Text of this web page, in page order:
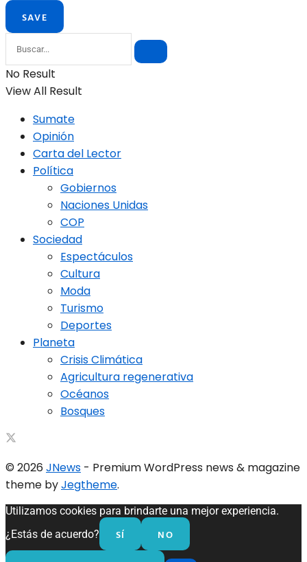
No Result
View All Result
Sumate
Opinión
Carta del Lector
Política
Gobiernos
Naciones Unidas
COP
Sociedad
Espectáculos
Cultura
Moda
Turismo
Deportes
Planeta
Crisis Climática
Agricultura regenerativa
Océanos
Bosques
© 2026 JNews - Premium WordPress news & magazine
theme byJegtheme.
Utilizamos cookies para brindarte una mejor experiencia.
¿Estás de acuerdo?
SÍ NO